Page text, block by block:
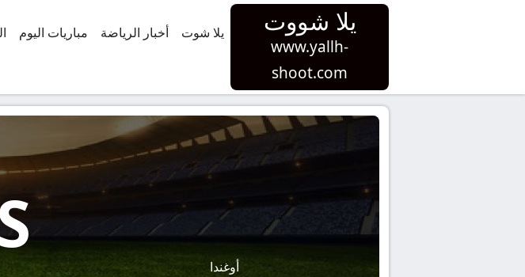
يلا شووت
www.yallh-
shoot.com
يلا شوت أخبار الرياضة مباريات اليوم
أوغندا